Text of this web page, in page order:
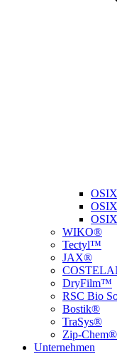
WIKO®
Tectyl™
JAX®
DryFilm™
RSC Bio
Bostik®
TraSys®
Zip-Chem®
Unternehmen